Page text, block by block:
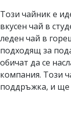
Този чайник е
вкусен чай в
леден чай в
подходящ за
обичат да се
компания. Този
поддръжка, и ще